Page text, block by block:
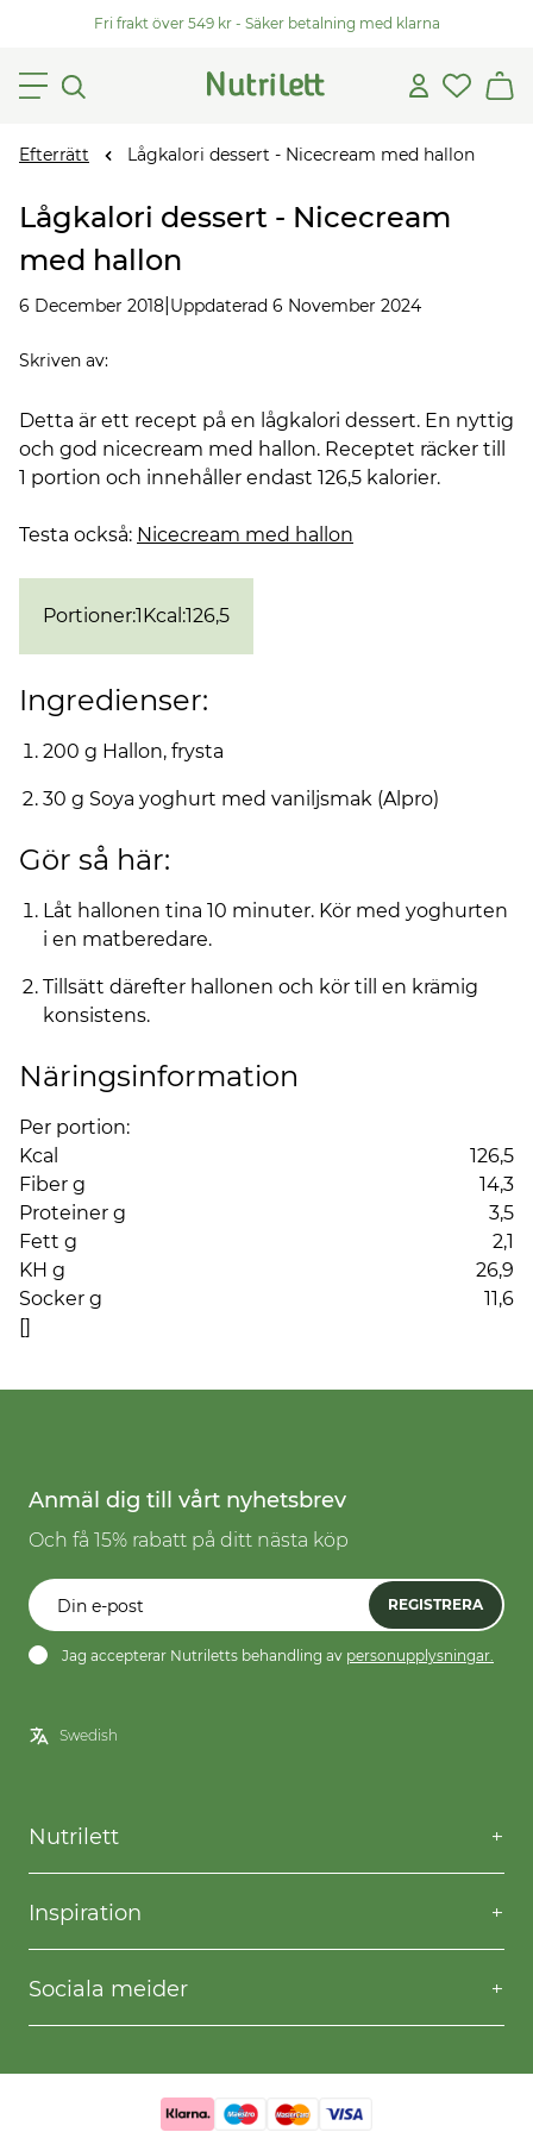
Fri frakt över 549 kr - Säker betalning med klarna
Efterrätt Lågkalori dessert - Nicecream med hallon
Lågkalori dessert - Nicecream
med hallon
6 December 2018 Uppdaterad 6 November 2024
Skriven av:
Detta är ett recept på en lågkalori dessert. En nyttig
och god nicecream med hallon. Receptet räcker till
1 portion och innehåller endast 126,5 kalorier.
Testa också: Nicecream med hallon
Portioner:1Kcal :126,5
Ingredienser:
200 g Hallon, frysta
30 g Soya yoghurt med vaniljsmak (Alpro)
Gör så här:
Låt hallonen tina 10 minuter. Kör med yoghurten
i en matberedare.
Tillsätt därefter hallonen och kör till en krämig
konsistens.
Näringsinformation
Per portion:
Kcal
126,5
Fiber g
14,3
Proteiner g
3,5
Fett g
2,1
KH g
26,9
Socker g
11,6
[]
Anmäl dig till vårt nyhetsbrev
Och få 15% rabatt på ditt nästa köp
REGISTRERA
Jag accepterar Nutriletts behandling av personupplysningar.
Nutrilett
Kontakta oss
Frågor & svar
Frakt & returer
Köpvillkor
Inspiration
Willpower
Recept
Gå ner i vikt
Sociala meider
Facebook